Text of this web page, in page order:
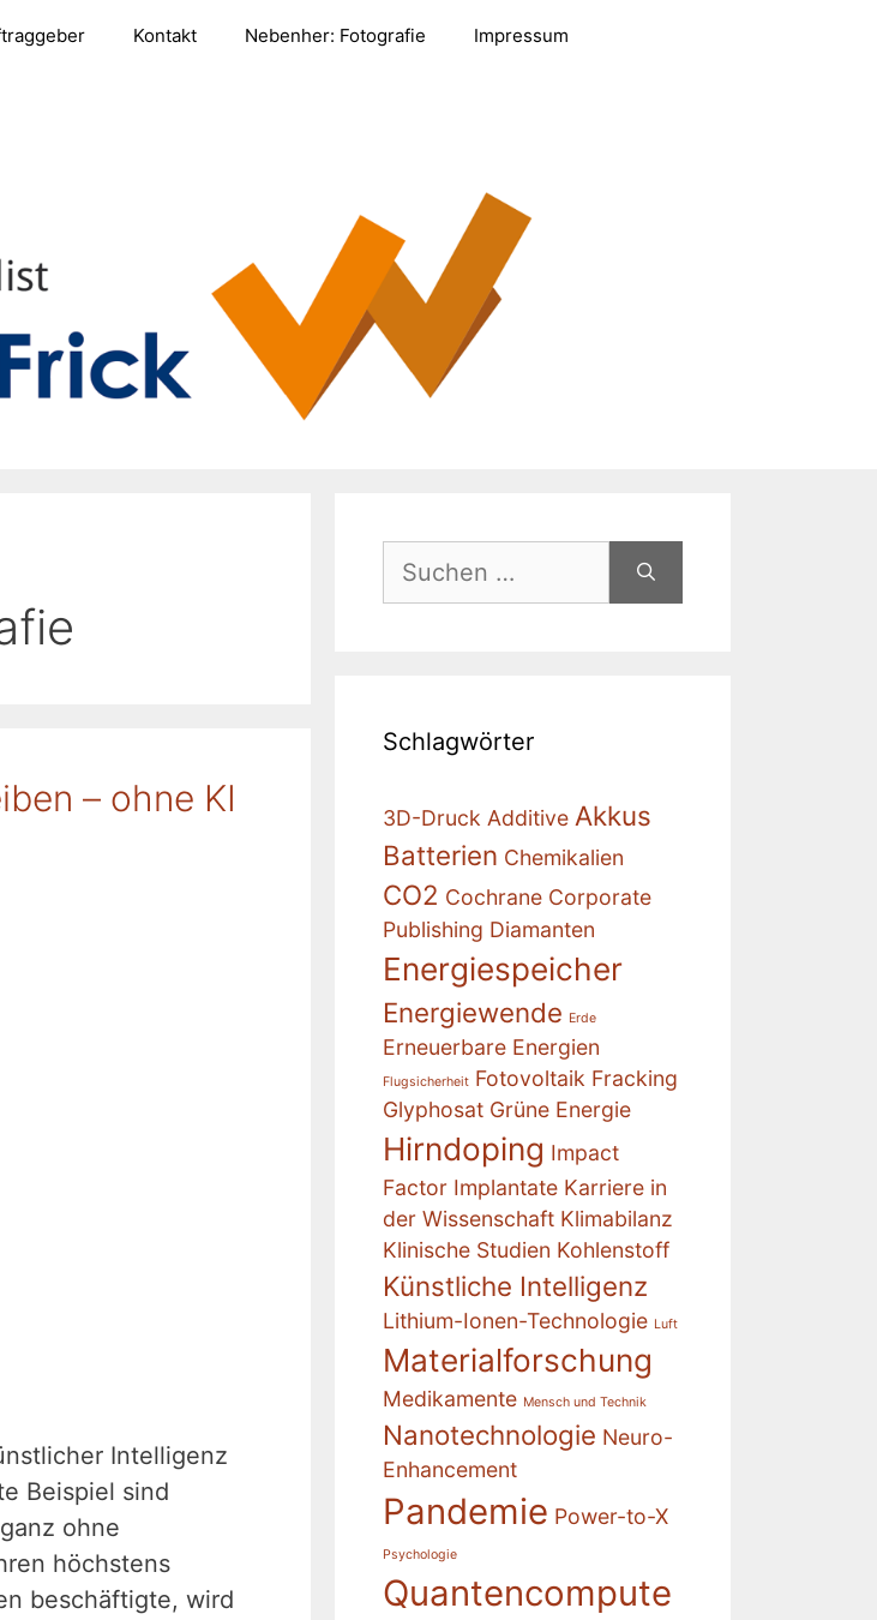
Kontakt Nebenher: Fotografie Impressum
– ohne KI
Intelligenz
Beispiel sind
ohne
höchstens
beschäftigte, wird
nach:
Schlagwörter
3D-Druck Additive Akkus
Batterien Chemikalien
CO2 Cochrane Corporate
Publishing Diamanten
Energiespeicher
Energiewende Erde
Erneuerbare Energien
Flugsicherheit Fotovoltaik Fracking
Glyphosat Grüne Energie
Hirndoping Impact
Factor Implantate Karriere in
der Wissenschaft Klimabilanz
Klinische Studien Kohlenstoff
Künstliche Intelligenz
Lithium-Ionen-Technologie Luft
Materialforschung
Medikamente Mensch und Technik
Nanotechnologie Neuro-
Enhancement
Pandemie Power-to-X
Psychologie
Quantencompute